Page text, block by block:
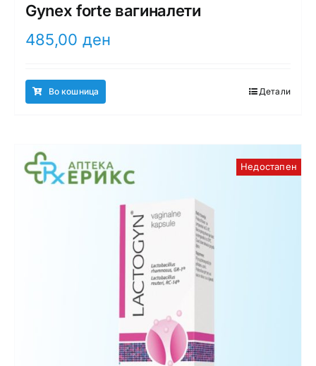
Gynex forte вагиналети
485,00 ден
Во кошница Детали
Недостапен